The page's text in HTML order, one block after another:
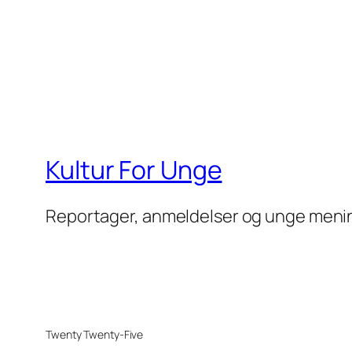
Kultur For Unge
Reportager, anmeldelser og unge
Twenty Twenty-Five